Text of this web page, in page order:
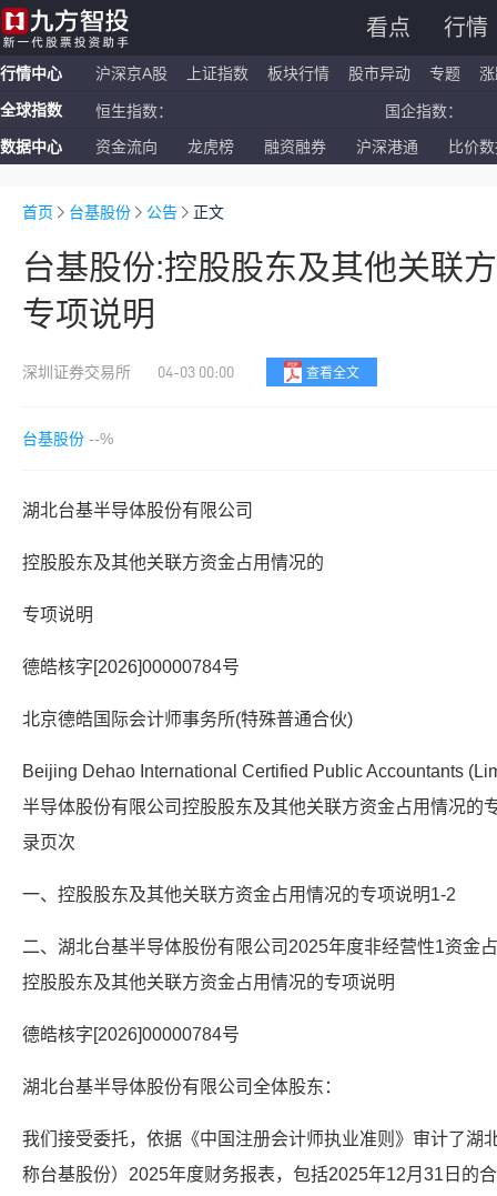
看点 行情
行情中心 沪深京A股 上证指数 板块行情 股市异动 专题
全球指数 恒生指数： 国企指数：
纳斯达克ETF： 标普500ETF：
数据中心 资金流向 龙虎榜 融资融券 沪深港通 比价
首页 台基股份 公告 正文
台基股份:控股股东及其他关联
专项说明
深圳证券交易所 04-03 00:00 查看全文
台基股份 --%
湖北台基半导体股份有限公司
控股股东及其他关联方资金占用情况的
专项说明
德皓核字[2026]00000784号
北京德皓国际会计师事务所(特殊普通合伙)
Beijing Dehao International Certified Public Accountants
半导体股份有限公司控股股东及其他关联方资金占用情况的
录页次
一、控股股东及其他关联方资金占用情况的专项说明1-2
二、湖北台基半导体股份有限公司2025年度非经营性1资金
控股股东及其他关联方资金占用情况的专项说明
德皓核字[2026]00000784号
湖北台基半导体股份有限公司全体股东：
我们接受委托，依据《中国注册会计师执业准则》审计了湖
称台基股份）2025年度财务报表，包括2025年12月31日的